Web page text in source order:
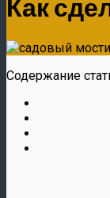
Как
Содержание